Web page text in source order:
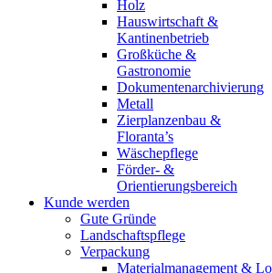
Holz
Hauswirtschaft &
Kantinenbetrieb
Großküche &
Gastronomie
Dokumentenarchivierung
Metall
Zierplanzenbau &
Floranta’s
Wäschepflege
Förder- &
Orientierungsbereich
Kunde werden
Gute Gründe
Landschaftspflege
Verpackung
Materialmanagement &